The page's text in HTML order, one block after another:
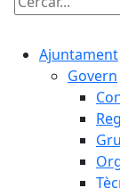
Cercar:
Ajuntament
Govern